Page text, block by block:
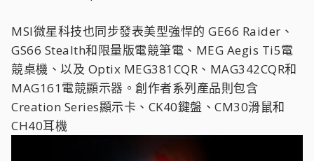
MSI微星科技也同步發表美型強悍的 GE66 Raider、
GS66 Stealth和限量版電競筆電、MEG Aegis Ti5電
競桌機、以及 Optix MEG381CQR、MAG342CQR和
MAG161電競顯示器。創作者系列產品則包含
Creation Series顯示卡、CK40鍵盤、CM30滑鼠和
CH40耳機